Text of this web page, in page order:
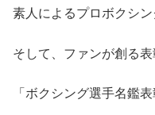
素人によるプロボクシン
そして、ファンが創る表
「ボクシング選手名鑑表